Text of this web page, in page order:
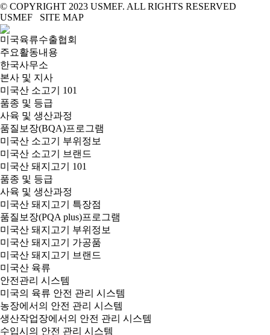
© COPYRIGHT 2023 USMEF. ALL RIGHTS RESERVED
USMEF SITE MAP
미국육류수출협회
주요활동내용
한국사무소
본사 및 지사
미국산 소고기 101
품종 및 등급
사육 및 생산과정
품질보장(BQA)프로그램
미국산 소고기 부위정보
미국산 소고기 브랜드
미국산 돼지고기 101
품종 및 등급
사육 및 생산과정
미국산 돼지고기 특장점
품질보장(PQA plus)프로그램
미국산 돼지고기 부위정보
미국산 돼지고기 가공품
미국산 돼지고기 브랜드
미국산 육류
안전관리 시스템
미국의 육류 안전 관리 시스템
농장에서의 안전 관리 시스템
생산작업장에서의 안전 관리 시스템
수입시의 안전 관리 시스템